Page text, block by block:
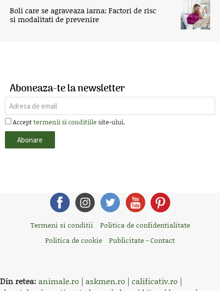
Boli care se agraveaza iarna: Factori de risc
si modalitati de prevenire
Aboneaza-te la newsletter
Accepttermenii si conditiile site-ului.
Termeni si conditii
Politica de confidentialitate
Politica de cookie
Publicitate - Contact
Din retea: animale.ro | askmen.ro | calificativ.ro |